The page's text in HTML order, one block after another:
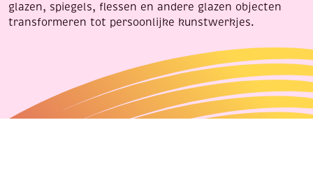
glazen, spiegels, flessen en andere glazen objecten
transformeren tot persoonlijke kunstwerkjes.